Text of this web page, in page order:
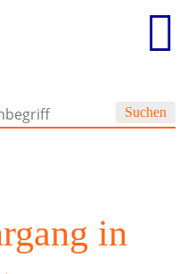
Suchen
in